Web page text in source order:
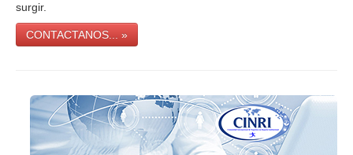
surgir.
CONTACTANOS... »